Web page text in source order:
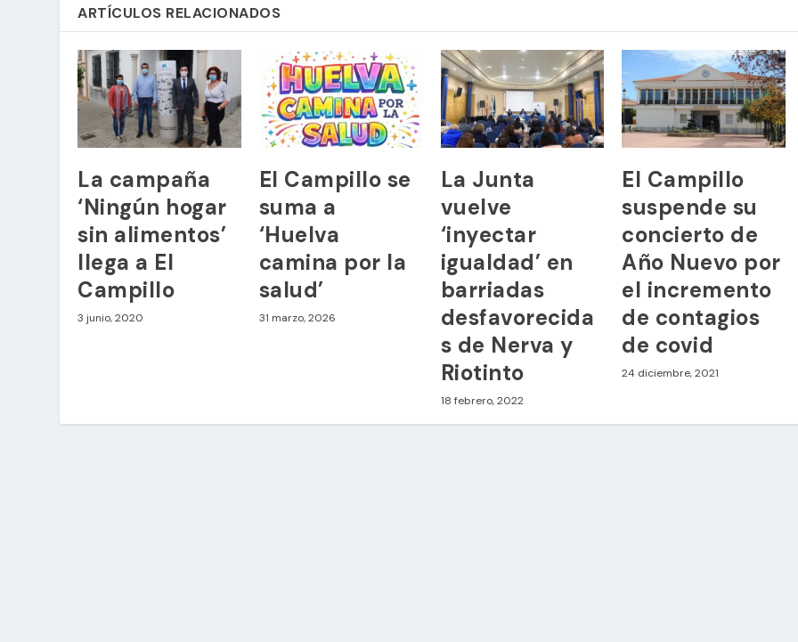
ARTÍCULOS RELACIONADOS
La campaña
‘Ningún hogar
sin alimentos’
llega a El
Campillo
3 junio, 2020
El Campillo se
suma a
‘Huelva
camina por la
salud’
31 marzo, 2026
La Junta
vuelve
‘inyectar
igualdad’ en
barriadas
desfavorecida
s de Nerva y
Riotinto
18 febrero, 2022
El Campillo
suspende su
concierto de
Año Nuevo por
el incremento
de contagios
de covid
24 diciembre, 2021